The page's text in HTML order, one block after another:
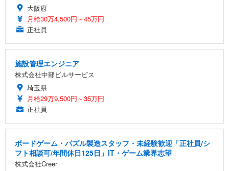
大阪府
月給30万4,500円～45万円
正社員
施設管理エンジニア
株式会社中部ビルサービス
埼玉県
月給29万9,500円～35万円
正社員
ボードゲーム・パズル製造スタッフ・未経験歓迎「正社員/シ
フト相談可/年間休日125日」IT・ゲーム業界志望
株式会社Creer